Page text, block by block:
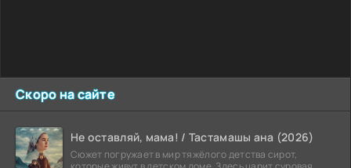
Скоро на сайте
Не оставляй, мама! / Тастамашы ана (2026)
Сюжет погружает в мир тяжёлого детства сирот,